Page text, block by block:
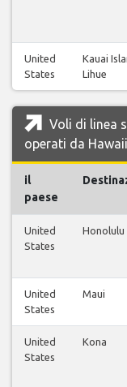
United
States
Kauai
Lihue
Voli di linea
operati da
il
paese
United
States
Honolulu
United
States
Maui
United
States
Kona